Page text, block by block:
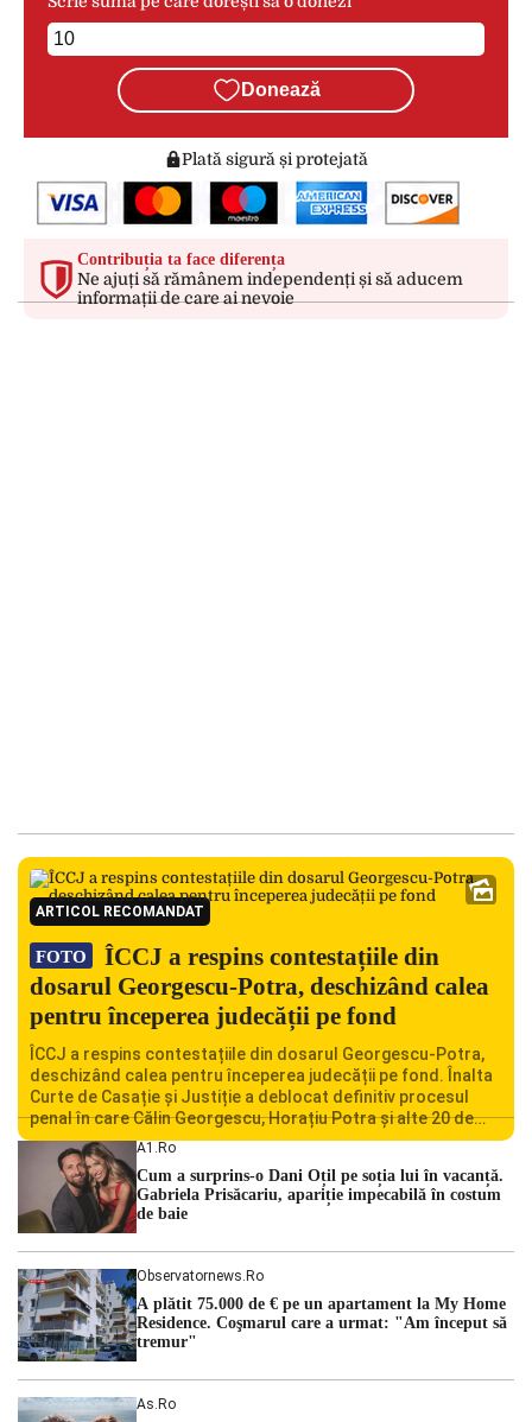
Donează
Plată sigură și protejată
Contribuția ta face diferența
Ne ajuți să rămânem independenți și să aducem
informații de care ai nevoie
ARTICOL RECOMANDAT
FOTO
ÎCCJ a respins contestațiile din
dosarul Georgescu-Potra, deschizând calea
pentru începerea judecății pe fond
ÎCCJ a respins contestațiile din dosarul Georgescu-Potra,
deschizând calea pentru începerea judecății pe fond. Înalta
Curte de Casație și Justiție a deblocat definitiv procesul
penal în care Călin Georgescu, Horațiu Potra și alte 20 de
persoane sunt acuzați de acțiuni îndreptate împotriva
ordinii constituționale. În ședința din camera preliminară,
judecătorii de la instanța supremă au […]
A1.ro
Cum a surprins-o Dani Oțil pe soția lui în vacanță.
Gabriela Prisăcariu, apariție impecabilă în costum
de baie
Observatornews.ro
A plătit 75.000 de € pe un apartament la My Home
Residence. Coşmarul care a urmat: "Am început să
tremur"
As.ro